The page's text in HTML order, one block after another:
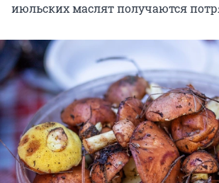
июльских маслят получаются